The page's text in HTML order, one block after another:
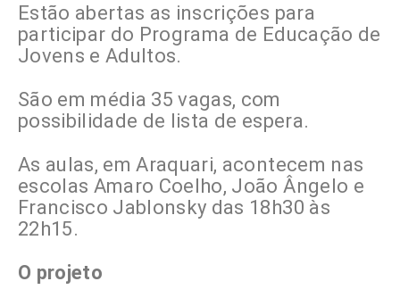
Estão abertas as inscrições para
participar do Programa de Educação de
Jovens e Adultos.
São em média 35 vagas, com
possibilidade de lista de espera.
As aulas, em Araquari, acontecem nas
escolas Amaro Coelho, João Ângelo e
Francisco Jablonsky das 18h30 às
22h15.
O projeto